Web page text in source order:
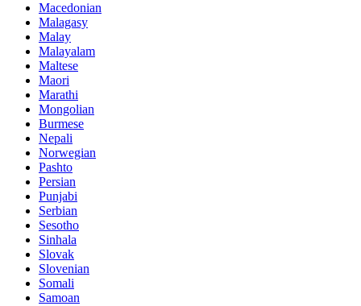
Macedonian
Malagasy
Malay
Malayalam
Maltese
Maori
Marathi
Mongolian
Burmese
Nepali
Norwegian
Pashto
Persian
Punjabi
Serbian
Sesotho
Sinhala
Slovak
Slovenian
Somali
Samoan